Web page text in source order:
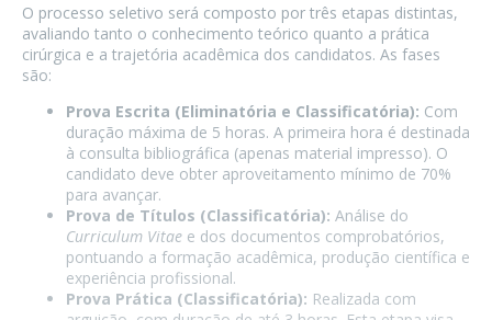
O processo seletivo será composto por três etapas distintas,
avaliando tanto o conhecimento teórico quanto a prática
cirúrgica e a trajetória acadêmica dos candidatos. As fases
são:
Prova Escrita (Eliminatória e Classificatória): Com
duração máxima de 5 horas. A primeira hora é destinada
à consulta bibliográfica (apenas material impresso). O
candidato deve obter aproveitamento mínimo de 70%
para avançar.
Prova de Títulos (Classificatória): Análise do
Curriculum Vitae e dos documentos comprobatórios,
pontuando a formação acadêmica, produção científica e
experiência profissional.
Prova Prática (Classificatória): Realizada com